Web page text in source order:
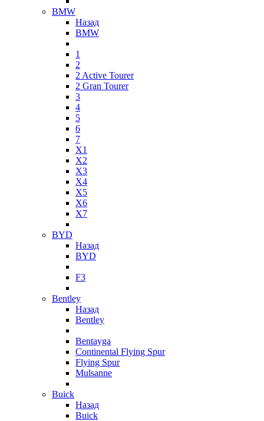
BMW
Назад
BMW
1
2
2 Active Tourer
2 Gran Tourer
3
4
5
6
7
X1
X2
X3
X4
X5
X6
X7
BYD
Назад
BYD
F3
Bentley
Назад
Bentley
Bentayga
Continental Flying Spur
Flying Spur
Mulsanne
Buick
Назад
Buick